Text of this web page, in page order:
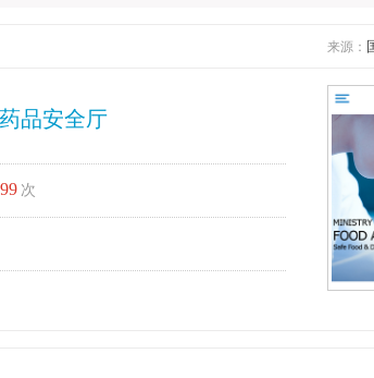
来源：
品安全厅
次